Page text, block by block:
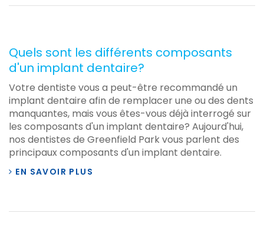
Quels sont les différents composants
d'un implant dentaire?
Votre dentiste vous a peut-être recommandé un
implant dentaire afin de remplacer une ou des dents
manquantes, mais vous êtes-vous déjà interrogé sur
les composants d'un implant dentaire? Aujourd'hui,
nos dentistes de Greenfield Park vous parlent des
principaux composants d'un implant dentaire.
EN SAVOIR PLUS